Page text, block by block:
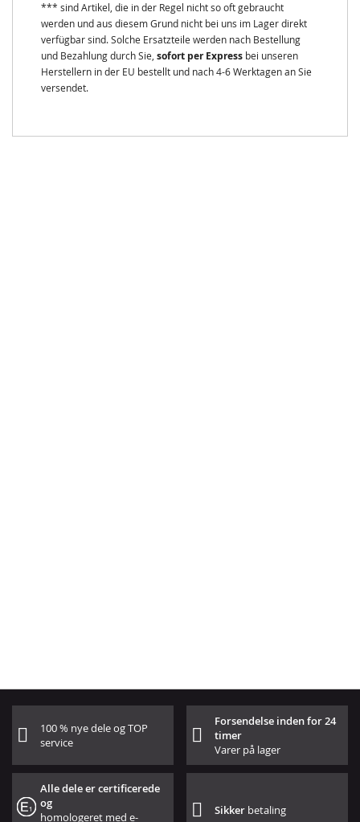
*** sind Artikel, die in der Regel nicht so oft gebraucht
werden und aus diesem Grund nicht bei uns im Lager direkt
verfügbar sind. Solche Ersatzteile werden nach Bestellung
und Bezahlung durch Sie, sofort per Express bei unseren
Herstellern in der EU bestellt und nach 4-6 Werktagen an Sie
versendet.
100 % nye dele og TOP
service
Forsendelse inden for 24
timer
Varer på lager
Alle dele er certificerede
og
homologeret med e-
Sikker betaling